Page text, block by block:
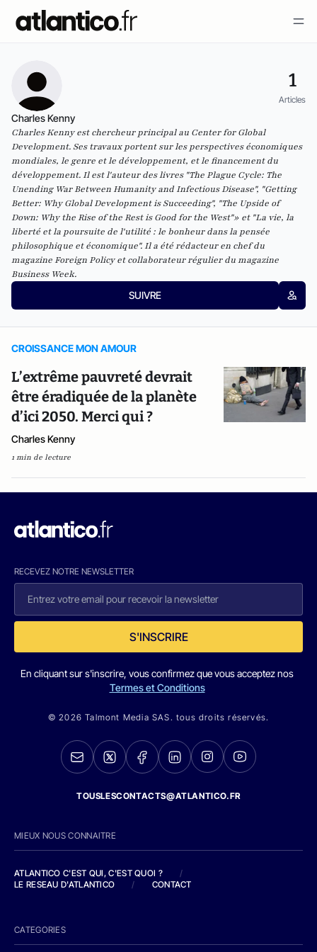
1
Articles
Charles Kenny
Charles Kenny est chercheur principal au Center for Global
Development. Ses travaux portent sur les perspectives économiques
mondiales, le genre et le développement, et le financement du
développement. Il est l'auteur des livres "The Plague Cycle: The
Unending War Between Humanity and Infectious Disease", "Getting
Better: Why Global Development is Succeeding", "The Upside of
Down: Why the Rise of the Rest is Good for the West"» et "La vie, la
liberté et la poursuite de l'utilité : le bonheur dans la pensée
philosophique et économique". Il a été rédacteur en chef du
magazine Foreign Policy et collaborateur régulier du magazine
Business Week.
SUIVRE
CROISSANCE MON AMOUR
L’extrême pauvreté devrait
être éradiquée de la planète
d’ici 2050. Merci qui ?
Charles Kenny
1 min de lecture
RECEVEZ NOTRE NEWSLETTER
S'INSCRIRE
En cliquant sur s'inscrire, vous confirmez que vous acceptez nos
Termes et Conditions
© 2026 Talmont Media SAS. tous droits réservés.
TOUSLESCONTACTS@ATLANTICO.FR
MIEUX NOUS CONNAITRE
ATLANTICO C'EST QUI, C'EST QUOI ?
/
LE RESEAU D'ATLANTICO
/ CONTACT
CATEGORIES